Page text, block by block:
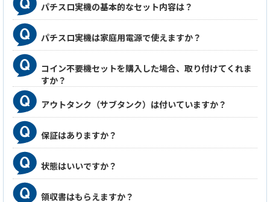
パチスロ実機の基本的なセット内容は？
パチスロ実機は家庭用電源で使えますか？
コイン不要機セットを購入した場合、取り付けてくれま
すか？
アウトタンク（サブタンク）は付いていますか？
保証はありますか？
状態はいいですか？
領収書はもらえますか？